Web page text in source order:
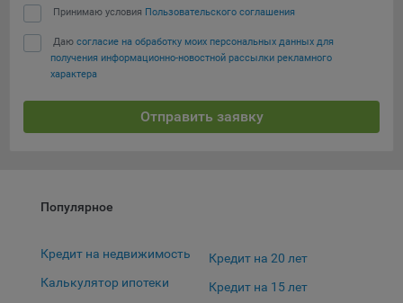
Принимаю условия Пользовательского соглашения
Даю согласие на обработку моих персональных данных для
получения информационно-новостной рассылки рекламного
характера
Отправить заявку
Популярное
Кредит на недвижимость
Калькулятор ипотеки
Кредит на 20 лет
Кредит на 15 лет